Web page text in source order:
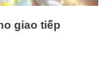
giao tiếp